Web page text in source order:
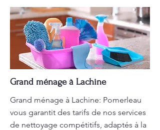
Grand ménage à Lachine
Grand ménage à Lachine: Pomerleau
vous garantit des tarifs de nos services
de nettoyage compétitifs, adaptés à la